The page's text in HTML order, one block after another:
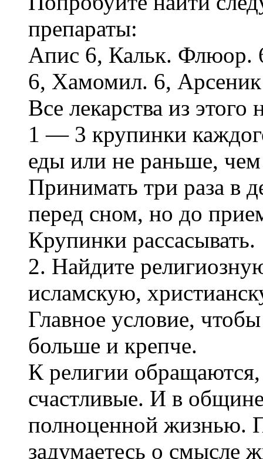
препараты:
Апис 6, Кальк. Флюор.
6, Хамомил. 6,
Все лекарства из
1 — 3 крупинки
еды или не раньше,
Принимать три раза в
перед сном, но до
Крупинки рассасывать.
2. Найдите
исламскую,
Главное условие,
больше и крепче.
К религии
счастливые. И в
полноценной жизнью.
задумаетесь о смысле